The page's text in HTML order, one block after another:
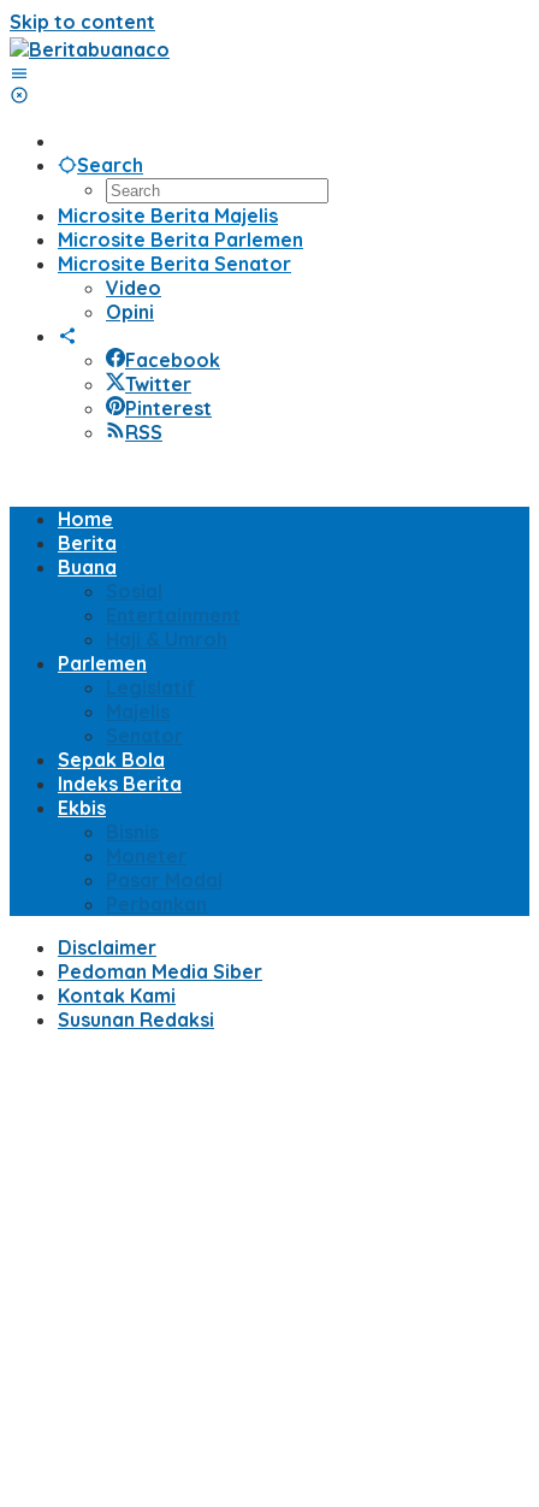
Skip to content
Search
Microsite Berita Majelis
Microsite Berita Parlemen
Microsite Berita Senator
Video
Opini
Facebook
Twitter
Pinterest
RSS
Home
Berita
Buana
Sosial
Entertainment
Haji & Umroh
Parlemen
Legislatif
Majelis
Senator
Sepak Bola
Indeks Berita
Ekbis
Bisnis
Moneter
Pasar Modal
Perbankan
Disclaimer
Pedoman Media Siber
Kontak Kami
Susunan Redaksi